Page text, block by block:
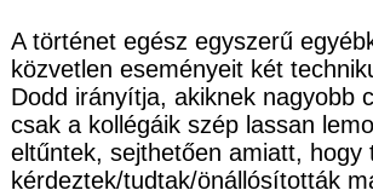
A történet egész egyszerű
közvetlen eseményeit két
Dodd irányítja, akiknek nagyobb
csak a kollégáik szép lassan
eltűntek, sejthetően amiatt, hogy
kérdeztek/tudtak/önállósították